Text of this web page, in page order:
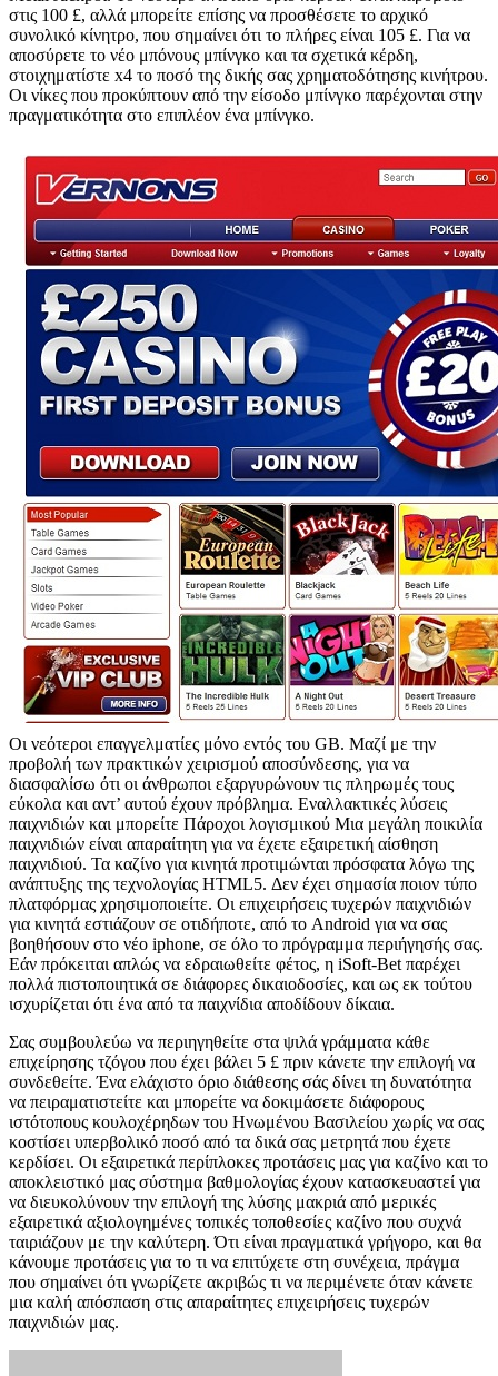
στις 100 £, αλλά μπορείτε επίσης να προσθέσετε το αρχικό
συνολικό κίνητρο, που σημαίνει ότι το πλήρες είναι 105 £. Για να
αποσύρετε το νέο μπόνους μπίνγκο και τα σχετικά κέρδη,
στοιχηματίστε x4 το ποσό της δικής σας χρηματοδότησης κινήτρου.
Οι νίκες που προκύπτουν από την είσοδο μπίνγκο παρέχονται στην
πραγματικότητα στο επιπλέον ένα μπίνγκο.
Οι νεότεροι επαγγελματίες μόνο εντός του GB. Μαζί με την
προβολή των πρακτικών χειρισμού αποσύνδεσης, για να
διασφαλίσω ότι οι άνθρωποι εξαργυρώνουν τις πληρωμές τους
εύκολα και αντ’ αυτού έχουν πρόβλημα. Εναλλακτικές λύσεις
παιχνιδιών και μπορείτε Πάροχοι λογισμικού Μια μεγάλη ποικιλία
παιχνιδιών είναι απαραίτητη για να έχετε εξαιρετική αίσθηση
παιχνιδιού. Τα καζίνο για κινητά προτιμώνται πρόσφατα λόγω της
ανάπτυξης της τεχνολογίας HTML5. Δεν έχει σημασία ποιον τύπο
πλατφόρμας χρησιμοποιείτε. Οι επιχειρήσεις τυχερών παιχνιδιών
για κινητά εστιάζουν σε οτιδήποτε, από το Android για να σας
βοηθήσουν στο νέο iphone, σε όλο το πρόγραμμα περιήγησής σας.
Εάν πρόκειται απλώς να εδραιωθείτε φέτος, η iSoft-Bet παρέχει
πολλά πιστοποιητικά σε διάφορες δικαιοδοσίες, και ως εκ τούτου
ισχυρίζεται ότι ένα από τα παιχνίδια αποδίδουν δίκαια.
Σας συμβουλεύω να περιηγηθείτε στα ψιλά γράμματα κάθε
επιχείρησης τζόγου που έχει βάλει 5 £ πριν κάνετε την επιλογή να
συνδεθείτε. Ένα ελάχιστο όριο διάθεσης σάς δίνει τη δυνατότητα
να πειραματιστείτε και μπορείτε να δοκιμάσετε διάφορους
ιστότοπους κουλοχέρηδων του Ηνωμένου Βασιλείου χωρίς να σας
κοστίσει υπερβολικό ποσό από τα δικά σας μετρητά που έχετε
κερδίσει. Οι εξαιρετικά περίπλοκες προτάσεις μας για καζίνο και το
αποκλειστικό μας σύστημα βαθμολογίας έχουν κατασκευαστεί για
να διευκολύνουν την επιλογή της λύσης μακριά από μερικές
εξαιρετικά αξιολογημένες τοπικές τοποθεσίες καζίνο που συχνά
ταιριάζουν με την καλύτερη. Ότι είναι πραγματικά γρήγορο, και θα
κάνουμε προτάσεις για το τι να επιτύχετε στη συνέχεια, πράγμα
που σημαίνει ότι γνωρίζετε ακριβώς τι να περιμένετε όταν κάνετε
μια καλή απόσπαση στις απαραίτητες επιχειρήσεις τυχερών
παιχνιδιών μας.